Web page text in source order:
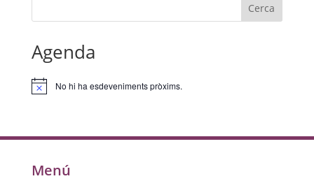
Cerca
Agenda
Avís No hi ha esdeveniments pròxims.
Menú